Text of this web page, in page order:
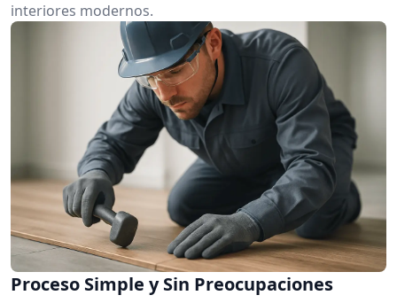
interiores modernos.
Proceso Simple y Sin Preocupaciones